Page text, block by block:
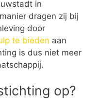
in
dragen zij bij
door
te bieden aan
is dus niet meer
op?